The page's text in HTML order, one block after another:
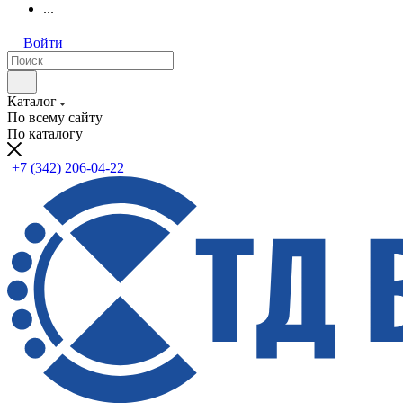
...
Войти
Каталог
По всему сайту
По каталогу
+7 (342) 206-04-22